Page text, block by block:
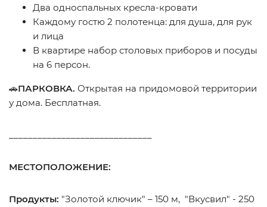
Два односпальных кресла-кровати
Каждому гостю 2 полотенца: для душа, для рук
и лица
В квартире набор столовых приборов и посуды
на 6 персон.
🚗ПАРКОВКА. Открытая на придомовой территории
у дома. Бесплатная.
МЕСТОПОЛОЖЕНИЕ:
Продукты: "Золотой ключик" – 150 м, "Вкусвил" - 250